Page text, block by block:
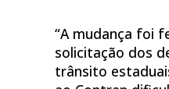
“A mudança foi
solicitação dos
trânsito